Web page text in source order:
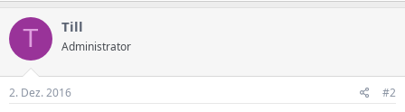
T Till
Administrator
2. Dez. 2016 #2